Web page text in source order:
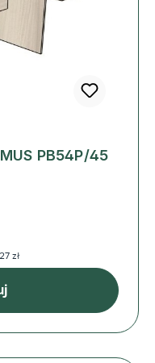
PB54P/45
zł